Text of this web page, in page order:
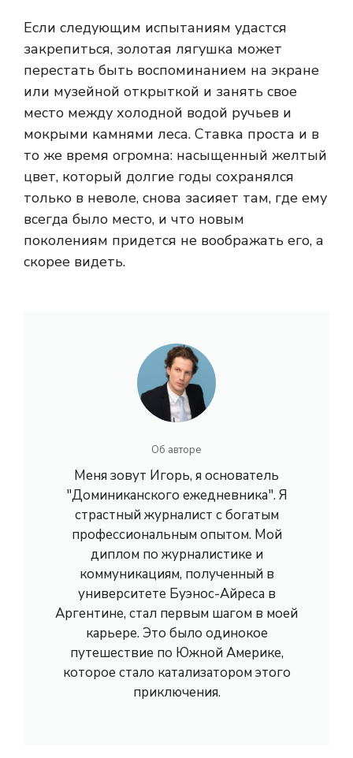
Если следующим испытаниям удастся
закрепиться, золотая лягушка может
перестать быть воспоминанием на экране
или музейной открыткой и занять свое
место между холодной водой ручьев и
мокрыми камнями леса. Ставка проста и в
то же время огромна: насыщенный желтый
цвет, который долгие годы сохранялся
только в неволе, снова засияет там, где ему
всегда было место, и что новым
поколениям придется не воображать его, а
скорее видеть.
Об авторе
Меня зовут Игорь, я основатель
"Доминиканского ежедневника". Я
страстный журналист с богатым
профессиональным опытом. Мой
диплом по журналистике и
коммуникациям, полученный в
университете Буэнос-Айреса в
Аргентине, стал первым шагом в моей
карьере. Это было одинокое
путешествие по Южной Америке,
которое стало катализатором этого
приключения.